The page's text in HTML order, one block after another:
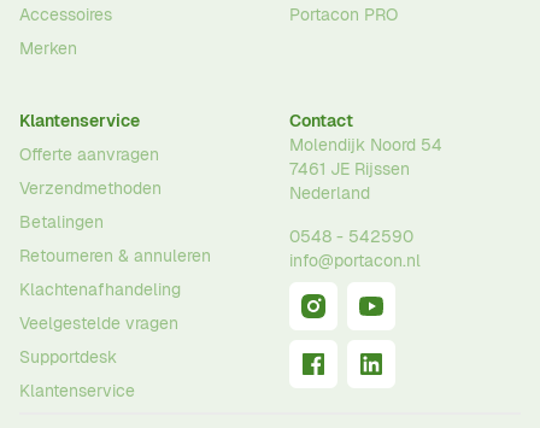
Accessoires
Merken
Portacon PRO
Klantenservice
Offerte aanvragen
Verzendmethoden
Betalingen
Retourneren & annuleren
Klachtenafhandeling
Veelgestelde vragen
Supportdesk
Klantenservice
Contact
Molendijk Noord 54
7461 JE Rijssen
Nederland
0548 - 542590
info@portacon.nl